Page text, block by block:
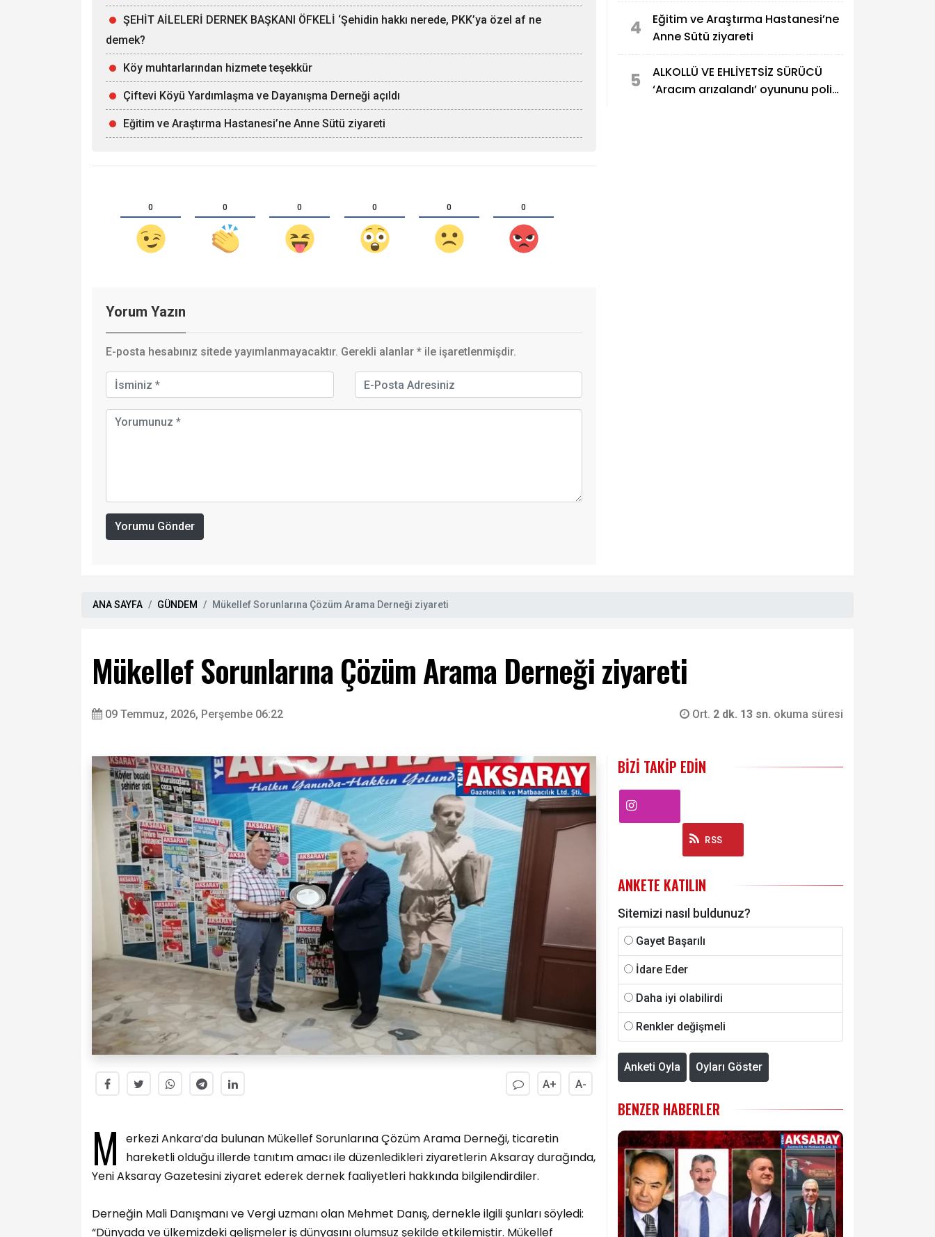
ŞEHİT AİLELERİ DERNEK BAŞKANI ÖFKELİ ‘Şehidin hakkı nerede, PKK’ya özel af ne
demek?
Köy muhtarlarından hizmete teşekkür
Çiftevi Köyü Yardımlaşma ve Dayanışma Derneği açıldı
Eğitim ve Araştırma Hastanesi’ne Anne Sütü ziyareti
0 0 0 0 0 0
Yorum Yazın
E-posta hesabınız sitede yayımlanmayacaktır. Gerekli alanlar * ile işaretlenmişdir.
Yorumu Gönder
4
Eğitim ve Araştırma Hastanesi’ne
Anne Sütü ziyareti
5
ALKOLLÜ VE EHLİYETSİZ SÜRÜCÜ
‘Aracım arızalandı’ oyununu polis
ANA SAYFA GÜNDEM Mükellef Sorunlarına Çözüm Arama Derneği ziyareti
Mükellef Sorunlarına Çözüm Arama Derneği ziyareti
09 Temmuz, 2026, Perşembe 06:22 Ort. 2 dk. 13 sn. okuma süresi
A+ A-
M
erkezi Ankara’da bulunan Mükellef Sorunlarına Çözüm Arama Derneği, ticaretin
hareketli olduğu illerde tanıtım amacı ile düzenledikleri ziyaretlerin Aksaray durağında,
Yeni Aksaray Gazetesini ziyaret ederek dernek faaliyetleri hakkında bilgilendirdiler.
Derneğin Mali Danışmanı ve Vergi uzmanı olan Mehmet Danış, dernekle ilgili şunları söyledi:
“Dünyada ve ülkemizdeki gelişmeler iş dünyasını olumsuz şekilde etkilemiştir. Mükellef
BIZI TAKIP EDIN
RSS
ANKETE KATILIN
Sitemizi nasıl buldunuz?
Gayet Başarılı
İdare Eder
Daha iyi olabilirdi
Renkler değişmeli
Anketi Oyla Oyları Göster
BENZER HABERLER